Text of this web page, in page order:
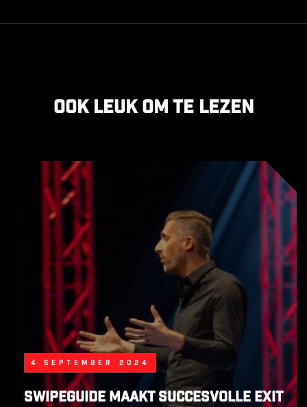
Ook leuk om te lezen
4 september 2024
SwipeGuide maakt succesvolle exit